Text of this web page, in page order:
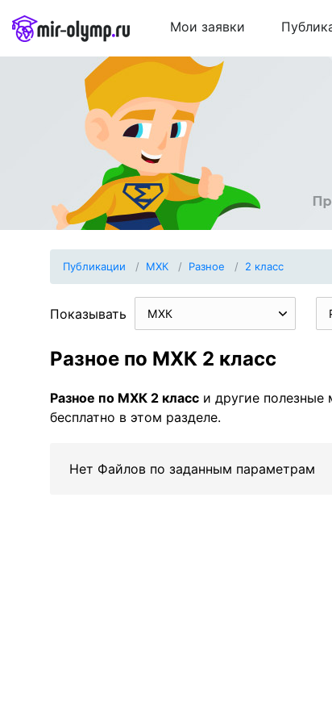
Мои заявки
Публикации МХК Разное 2 класс
Показывать МХК
Разное по МХК 2 класс
Разное по МХК 2 класс и другие полезные
бесплатно в этом разделе.
Нет Файлов по заданным параметрам